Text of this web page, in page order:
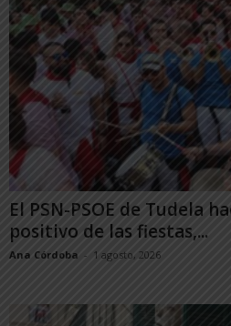
El PSN-PSOE de Tudela
positivo de las fiestas,...
Ana Córdoba - 1 agosto, 2026